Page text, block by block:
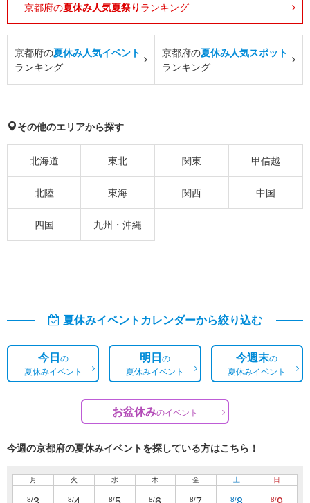
京都府の夏休み人気夏祭り ランキング
京都府の夏休み人気イベント
ランキング
京都府の夏休み人気スポット
ランキング
その他のエリアから探す
北海道 東北 関東 甲信越
北陸 東海 関西 中国
四国 九州・沖縄
夏休みイベントカレンダーから絞り込む
今日の
夏休みイベント
明日の
夏休みイベント
今週末の
夏休みイベント
お盆休みのイベント
今週の京都府の夏休みイベントを探している方はこちら！
月
8/
火
8/
水
8/
木
8/
金
8/
土
8/
日
8/